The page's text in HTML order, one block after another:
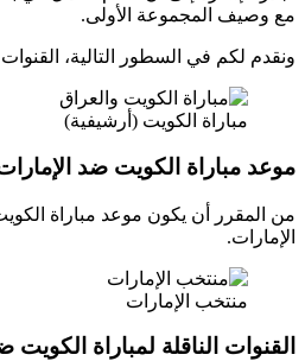
مع وصيف المجموعة الأولى.
ونقدم لكم في السطور التالية، القنوات
مباراة الكويت (أرشيفية)
موعد مباراة الكويت ضد
الإمارات.
منتخب الإمارات
القنوات الناقلة لمباراة